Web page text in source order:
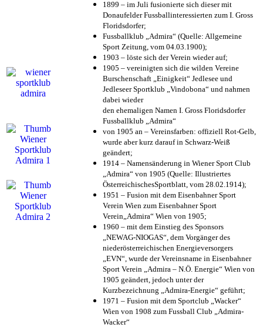
1899 – im Juli fusionierte sich dieser mit
Donaufelder Fussballinteressierten zum I. Gross
Floridsdorfer;
Fussballklub „Admira“ (Quelle: Allgemeine
Sport Zeitung, vom 04.03.1900);
1903 – löste sich der Verein wieder auf;
1905 – vereinigten sich die wilden Vereine
Burschenschaft „Einigkeit“ Jedlesee und
Jedleseer Sportklub „Vindobona“ und nahmen
dabei wieder
den ehemaligen Namen I. Gross Floridsdorfer
Fussballklub „Admira“
von 1905 an – Vereinsfarben: offiziell Rot-Gelb,
wurde aber kurz darauf in Schwarz-Weiß
geändert;
1914 – Namensänderung in Wiener Sport Club
„Admira“ von 1905 (Quelle: Illustriertes
ÖsterreichischesSportblatt, vom 28.02.1914);
1951 – Fusion mit dem Eisenbahner Sport
Verein Wien zum Eisenbahner Sport
Verein„Admira“ Wien von 1905;
1960 – mit dem Einstieg des Sponsors
„NEWAG-NIOGAS“, dem Vorgänger des
niederösterreichischen Energieversorgers
„EVN“, wurde der Vereinsname in Eisenbahner
Sport Verein „Admira – N.Ö. Energie“ Wien von
1905 geändert, jedoch unter der
Kurzbezeichnung „Admira-Energie“ geführt;
1971 – Fusion mit dem Sportclub „Wacker“
Wien von 1908 zum Fussball Club „Admira-
Wacker“